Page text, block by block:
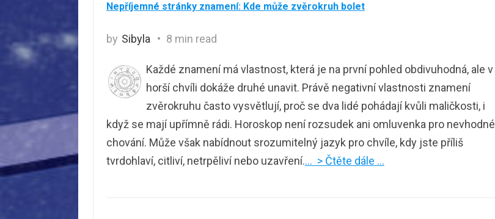
Nepříjemné stránky znamení: Kde může zvěrokruh bolet
by Sibyla 8 min read
Každé znamení má vlastnost, která je na první pohled obdivuhodná, ale v
horší chvíli dokáže druhé unavit. Právě negativní vlastnosti znamení
zvěrokruhu často vysvětlují, proč se dva lidé pohádají kvůli maličkosti, i
když se mají upřímně rádi. Horoskop není rozsudek ani omluvenka pro nevhodné
chování. Může však nabídnout srozumitelný jazyk pro chvíle, kdy jste příliš
tvrdohlaví, citliví, netrpěliví nebo uzavření.… > Čtěte dále …